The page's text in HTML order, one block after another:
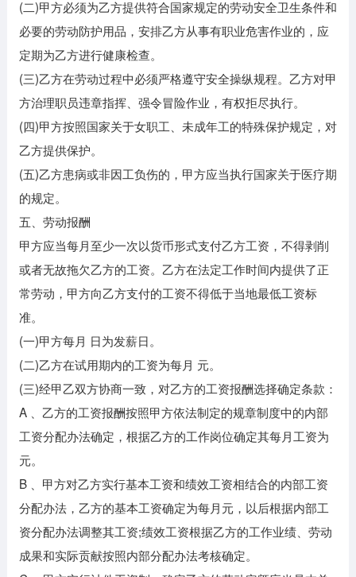
(二)甲方必须为乙方提供符合国家规定的劳动安全卫生条件和
必要的劳动防护用品，安排乙方从事有职业危害作业的，应
定期为乙方进行健康检查。
(三)乙方在劳动过程中必须严格遵守安全操纵规程。乙方对甲
方治理职员违章指挥、强令冒险作业，有权拒尽执行。
(四)甲方按照国家关于女职工、未成年工的特殊保护规定，对
乙方提供保护。
(五)乙方患病或非因工负伤的，甲方应当执行国家关于医疗期
的规定。
五、劳动报酬
甲方应当每月至少一次以货币形式支付乙方工资，不得剥削
或者无故拖欠乙方的工资。乙方在法定工作时间内提供了正
常劳动，甲方向乙方支付的工资不得低于当地最低工资标
准。
(一)甲方每月 日为发薪日。
(二)乙方在试用期内的工资为每月 元。
(三)经甲乙双方协商一致，对乙方的工资报酬选择确定条款：
A 、乙方的工资报酬按照甲方依法制定的规章制度中的内部
工资分配办法确定，根据乙方的工作岗位确定其每月工资为
元。
B 、甲方对乙方实行基本工资和绩效工资相结合的内部工资
分配办法，乙方的基本工资确定为每月元，以后根据内部工
资分配办法调整其工资;绩效工资根据乙方的工作业绩、劳动
成果和实际贡献按照内部分配办法考核确定。